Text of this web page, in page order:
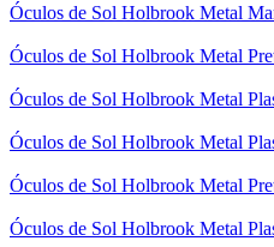
Óculos de Sol Holbrook Metal
Óculos de Sol Holbrook Metal
Óculos de Sol Holbrook Metal
Óculos de Sol Holbrook Metal
Óculos de Sol Holbrook Metal
Óculos de Sol Holbrook Metal